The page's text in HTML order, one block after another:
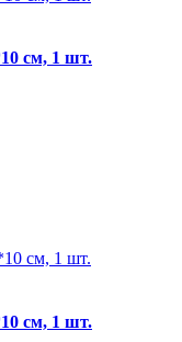
см, 1 шт.
см, 1 шт.